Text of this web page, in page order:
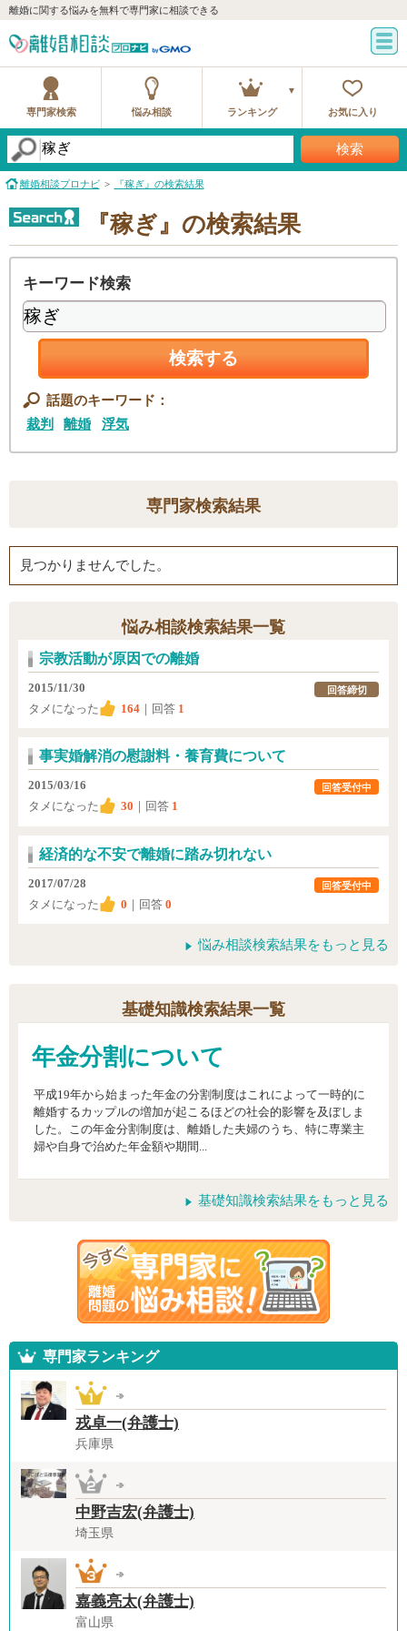
離婚に関する悩みを無料で専門家に相談できる
専門家検索 悩み相談 ランキング お気に入り
検索
離婚相談プロナビ 『稼ぎ』の検索結果
『稼ぎ』の検索結果
キーワード検索
検索する
話題のキーワード：
裁判
離婚 浮気
専門家検索結果
見つかりませんでした。
悩み相談検索結果一覧
宗教活動が原因での離婚
2015/11/30
タメになった
164 ｜回答 1
回答締切
事実婚解消の慰謝料・養育費について
2015/03/16
タメになった
30 ｜回答 1
回答受付中
経済的な不安で離婚に踏み切れない
2017/07/28
タメになった
0 ｜回答 0
回答受付中
悩み相談検索結果をもっと見る
基礎知識検索結果一覧
年金分割について
平成19年から始まった年金の分割制度はこれによって一時的に
離婚するカップルの増加が起こるほどの社会的影響を及ぼしま
した。この年金分割制度は、離婚した夫婦のうち、特に専業主
婦や自身で治めた年金額や期間...
基礎知識検索結果をもっと見る
専門家ランキング
戎卓一(弁護士)
兵庫県
中野吉宏(弁護士)
埼玉県
嘉義亮太(弁護士)
富山県